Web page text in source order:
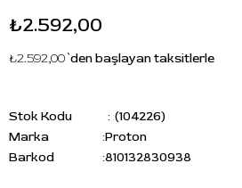
₺2.592,00
₺2.592,00`den başlayan taksitlerle
Stok Kodu
(104226)
Marka
:Proton
Barkod
:810132830938